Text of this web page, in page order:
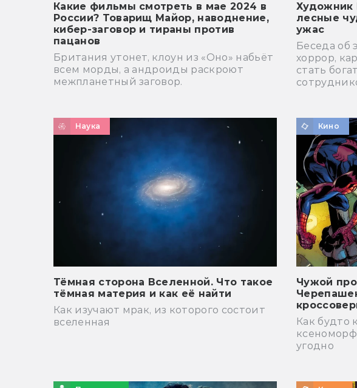
Какие фильмы смотреть в мае 2024 в
России? Товарищ Майор, наводнение,
кибер-заговор и тираны против
пацанов
Британия утонет, клоун из «Оно» набьёт
всем морды, а андроиды раскроют
межпланетный заговор.
лесные
ужас
Беседа об
хоррор,
стать
Наука
Тёмная сторона Вселенной. Что такое
тёмная материя и как её найти
Как изучают мрак, из которого состоит
вселенная
Кино
Чужой
Как будто
угодно